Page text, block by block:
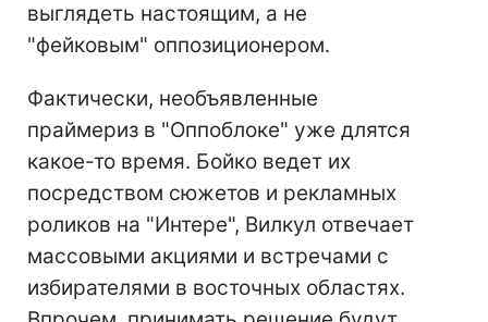
выглядеть настоящим, а не
"фейковым" оппозиционером.
Фактически, необъявленные
праймериз в "Оппоблоке" уже длятся
какое-то время. Бойко ведет их
посредством сюжетов и рекламных
роликов на "Интере", Вилкул отвечает
массовыми акциями и встречами с
избирателями в восточных областях.